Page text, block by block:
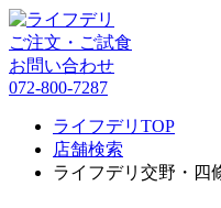
ご注文・ご試食
お問い合わせ
072-800-7287
ライフデリTOP
店舗検索
ライフデリ交野・四